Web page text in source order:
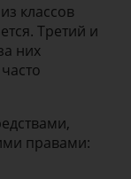
классов
Третий и
них
правами: